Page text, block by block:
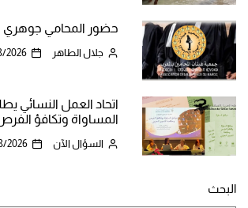
حضور المحامي جوهري
جلال الطاهر 2026
اتحاد العمل النسائي
المساواة وتكافؤ
السؤال الآن 2026
البحث